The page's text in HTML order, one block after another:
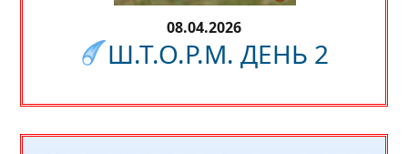
08.04.2026
Ш.Т.О.Р.М. ДЕНЬ 2